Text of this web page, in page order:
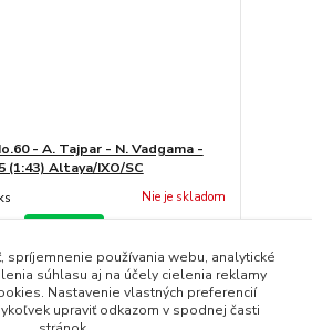
- A. Tajpar - N. Vadgama -
(1:43) Altaya/IXO/SC
Nie je skladom
strana z 1
spríjemnenie používania webu, analytické
súhlasu aj na účely cielenia reklamy
Nastavenie vlastných preferencií
upraviť odkazom v spodnej časti